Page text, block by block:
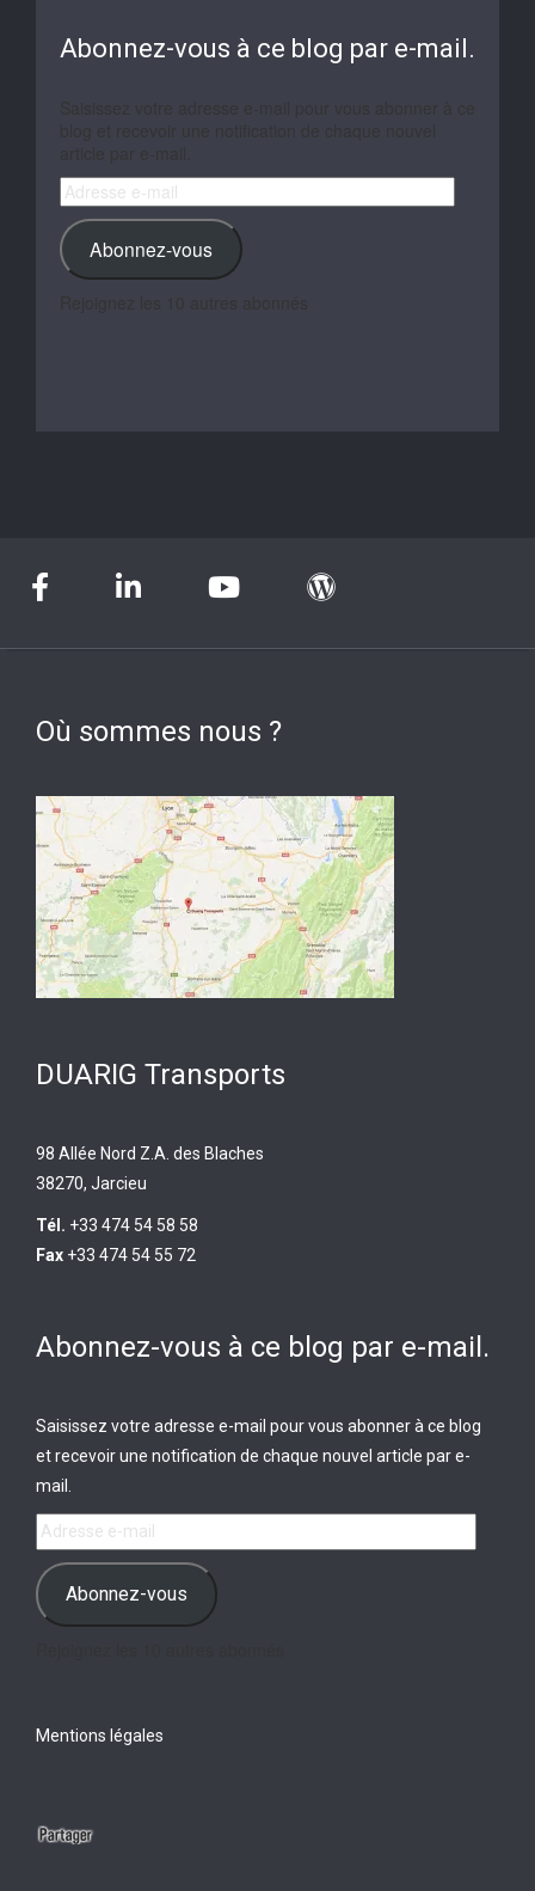
Abonnez-vous à ce blog par e-mail.
Adresse
e-
mail
Abonnez-vous
Où sommes nous ?
DUARIG Transports
98 Allée Nord Z.A. des Blaches
38270, Jarcieu
Tél. +33 474 54 58 58
Fax +33 474 54 55 72
Abonnez-vous à ce blog par e-mail.
Saisissez votre adresse e-mail pour vous abonner à ce blog
et recevoir une notification de chaque nouvel article par e-
mail.
Adresse
e-
mail Abonnez-vous
Mentions légales